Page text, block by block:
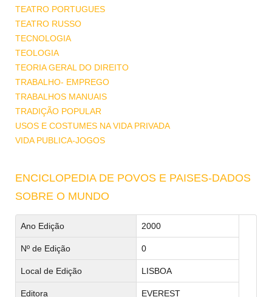
TEATRO PORTUGUES
TEATRO RUSSO
TECNOLOGIA
TEOLOGIA
TEORIA GERAL DO DIREITO
TRABALHO- EMPREGO
TRABALHOS MANUAIS
TRADIÇÃO POPULAR
USOS E COSTUMES NA VIDA PRIVADA
VIDA PUBLICA-JOGOS
ENCICLOPEDIA DE POVOS E PAISES-DADOS
SOBRE O MUNDO
Ano Edição 2000
Nº de Edição 0
Local de Edição LISBOA
Editora EVEREST